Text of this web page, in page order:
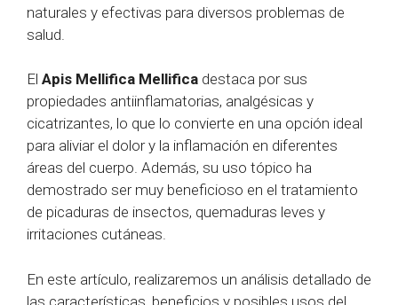
naturales y efectivas para diversos problemas de
salud.
El Apis Mellifica Mellifica destaca por sus
propiedades antiinflamatorias, analgésicas y
cicatrizantes, lo que lo convierte en una opción ideal
para aliviar el dolor y la inflamación en diferentes
áreas del cuerpo. Además, su uso tópico ha
demostrado ser muy beneficioso en el tratamiento
de picaduras de insectos, quemaduras leves y
irritaciones cutáneas.
En este artículo, realizaremos un análisis detallado de
las características, beneficios y posibles usos del